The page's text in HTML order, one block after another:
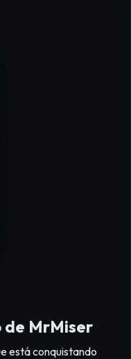
de MrMiser
está conquistando